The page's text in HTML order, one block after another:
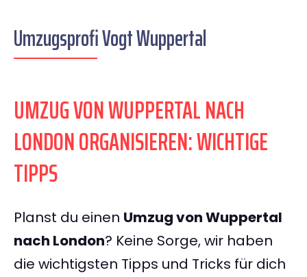
Umzugsprofi Vogt Wuppertal
UMZUG VON WUPPERTAL NACH
LONDON ORGANISIEREN: WICHTIGE
TIPPS
Planst du einen Umzug von Wuppertal
nach London? Keine Sorge, wir haben
die wichtigsten Tipps und Tricks für dich